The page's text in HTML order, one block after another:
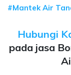
#Mantek Air
Hubungi
pada jasa